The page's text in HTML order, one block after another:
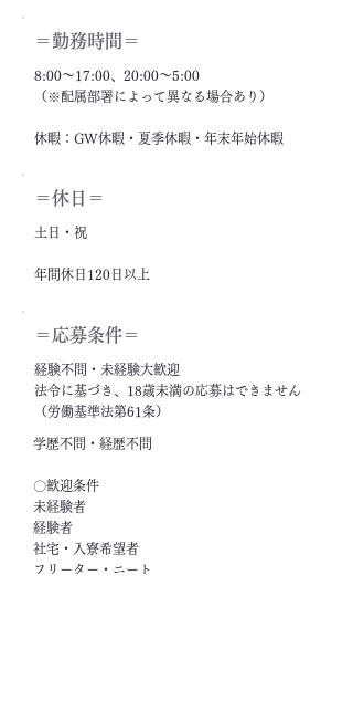
＝勤務時間＝
8:00～17:00、20:00～5:00
（※配属部署によって異なる場合あり）
休暇：GW休暇・夏季休暇・年末年始休暇
＝休日＝
土日・祝
年間休日120日以上
＝応募条件＝
経験不問・未経験大歓迎
法令に基づき、18歳未満の応募はできません
（労働基準法第61条）
学歴不問・経歴不問
〇歓迎条件
未経験者
経験者
社宅・入寮希望者
フリーター・ニート